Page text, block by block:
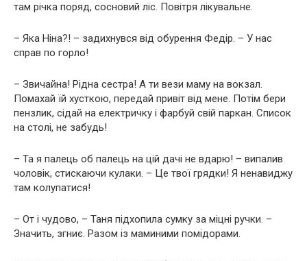
там річка поряд, сосновий ліс. Повітря лікувальне.
– Яка Ніна?! – задихнувся від обурення Федір. – У нас
справ по горло!
– Звичайна! Рідна сестра! А ти вези маму на вокзал.
Помахай їй хусткою, передай привіт від мене. Потім бери
пензлик, сідай на електричку і фарбуй свій паркан. Список
на столі, не забудь!
– Та я палець об палець на цій дачі не вдарю! – випалив
чоловік, стискаючи кулаки. – Це твої грядки! Я ненавиджу
там колупатися!
– От і чудово, – Таня підхопила сумку за міцні ручки. –
Значить, згниє. Разом із маминими помідорами.